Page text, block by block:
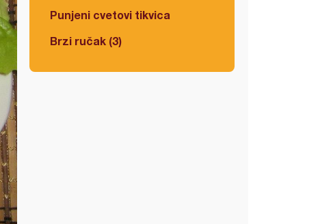
Punjeni cvetovi tikvica
Brzi ručak (3)